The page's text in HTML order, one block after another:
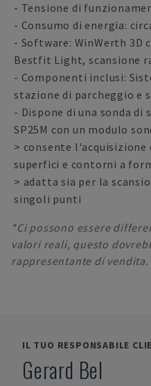
- Tensione di
- Consumo di energia:
- Software: WinWerth 3D
Bestfit Light, scansione
- Componenti inclusi:
stazione di parcheggio e
- Dispone di una sonda di
SP25M con un modulo
> consente
superfici e contorni a
> adatta sia per la
singoli punti
*Ci possono essere
valori reali, questo
rappresentante di vendita.
IL TUO RESPONSABILE
Gerard Bel